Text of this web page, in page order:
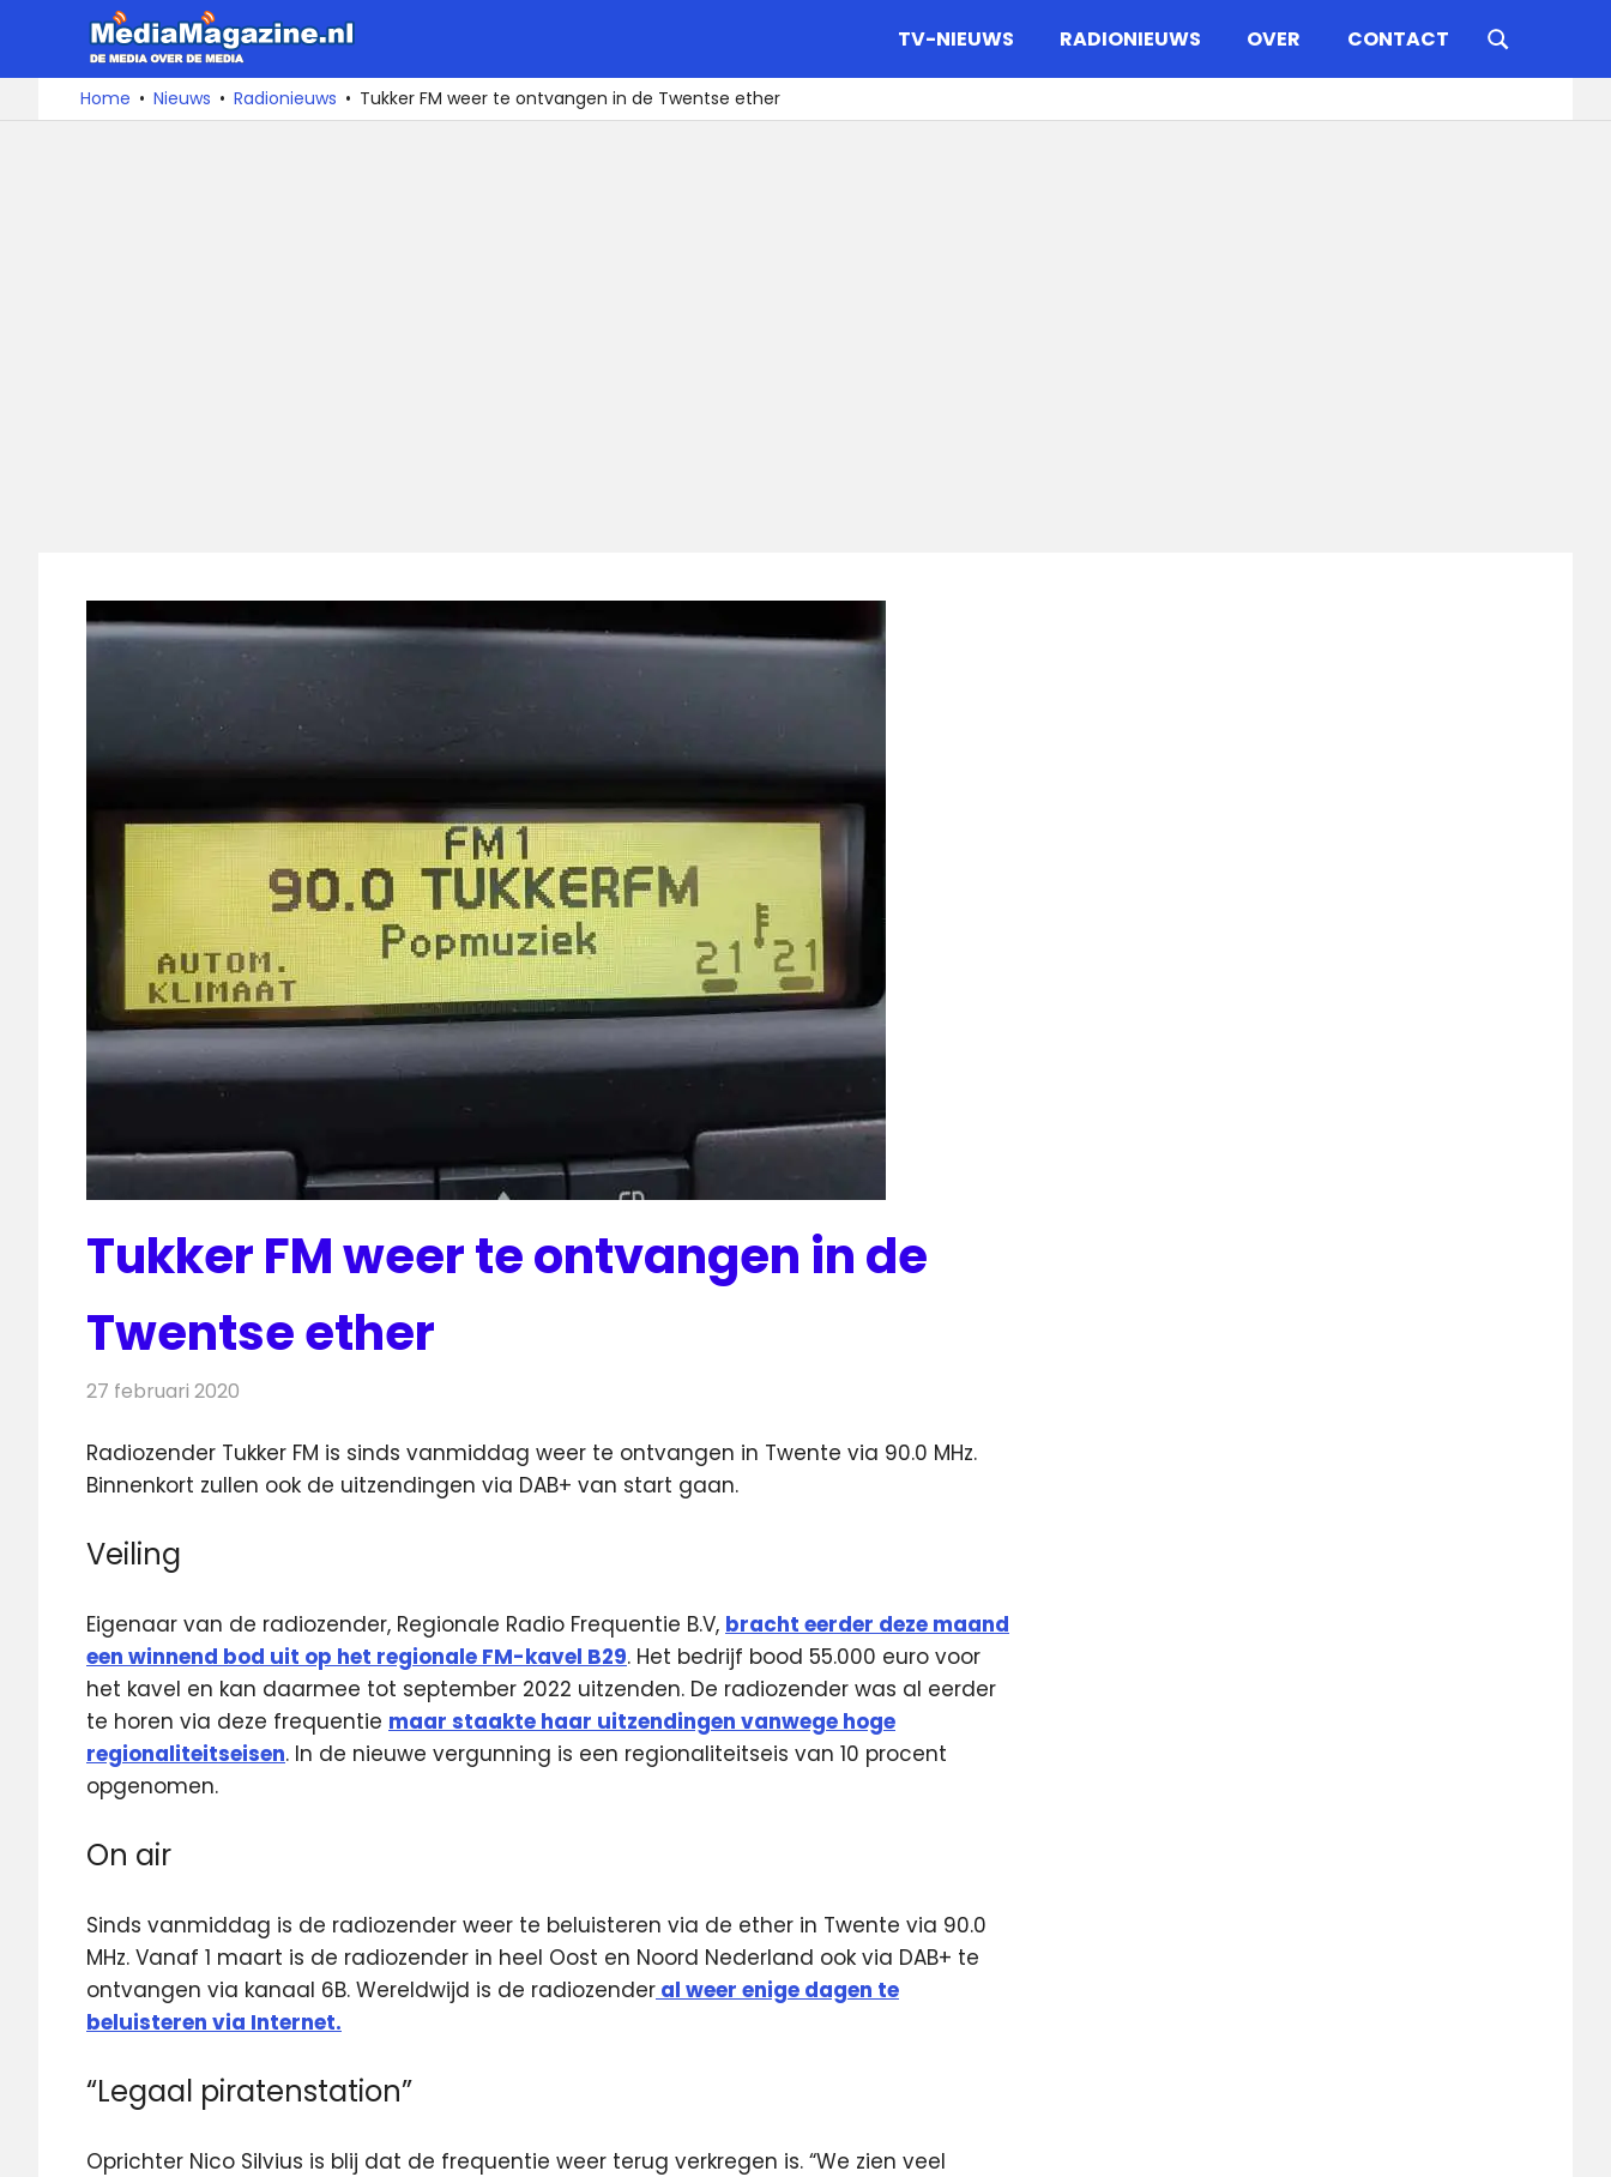
naar
De
media
over
TV-NIEUWS RADIONIEUWS OVER CONTACT
Home Nieuws Radionieuws Tukker FM weer te ontvangen in de Twentse ether
Tukker FM weer te ontvangen in de
Twentse ether
27 februari 2020
Radiozender Tukker FM is sinds vanmiddag weer te ontvangen in Twente via 90.0 MHz.
Binnenkort zullen ook de uitzendingen via DAB+ van start gaan.
Veiling
Eigenaar van de radiozender, Regionale Radio Frequentie B.V, bracht eerder deze maand
een winnend bod uit op het regionale FM-kavel B29. Het bedrijf bood 55.000 euro voor
het kavel en kan daarmee tot september 2022 uitzenden. De radiozender was al eerder
te horen via deze frequentie maar staakte haar uitzendingen vanwege hoge
regionaliteitseisen. In de nieuwe vergunning is een regionaliteitseis van 10 procent
opgenomen.
On air
Sinds vanmiddag is de radiozender weer te beluisteren via de ether in Twente via 90.0
MHz. Vanaf 1 maart is de radiozender in heel Oost en Noord Nederland ook via DAB+ te
ontvangen via kanaal 6B. Wereldwijd is de radiozender al weer enige dagen te
beluisteren via Internet.
“Legaal piratenstation”
Oprichter Nico Silvius is blij dat de frequentie weer terug verkregen is. “We zien veel